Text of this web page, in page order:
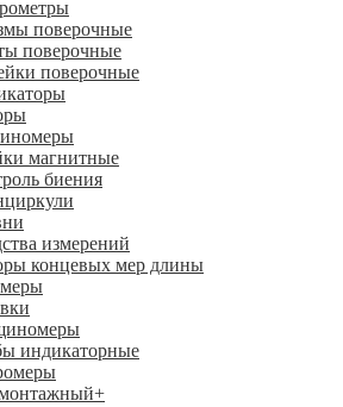
поверочные
поверочные
поверочные
магнитные
биения
измерений
концевых мер длины
индикаторные
+